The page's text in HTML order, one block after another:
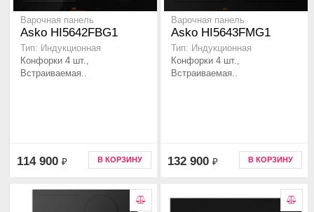
Варочная панель
Asko HI5642FBG1
Тип: Индукционная
Конфорки 4 шт.,
Встраиваемая..
114 900 ₽ В КОРЗИНУ
Варочная панель
Asko HI5643FMG1
Тип: Индукционная
Конфорки 4 шт.,
Встраиваемая..
132 900 ₽ В КОРЗИНУ